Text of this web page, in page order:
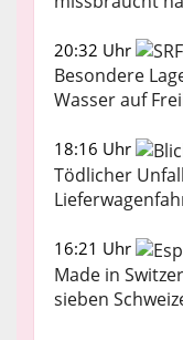
20:32 Uhr
Besondere
Wasser auf
18:16 Uhr
Tödlicher
16:21 Uhr
Made in
sieben